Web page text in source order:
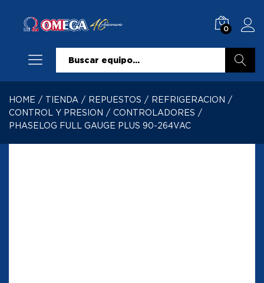
0
HOME / TIENDA / REPUESTOS / REFRIGERACION /
CONTROL Y PRESION / CONTROLADORES /
PHASELOG FULL GAUGE PLUS 90-264VAC